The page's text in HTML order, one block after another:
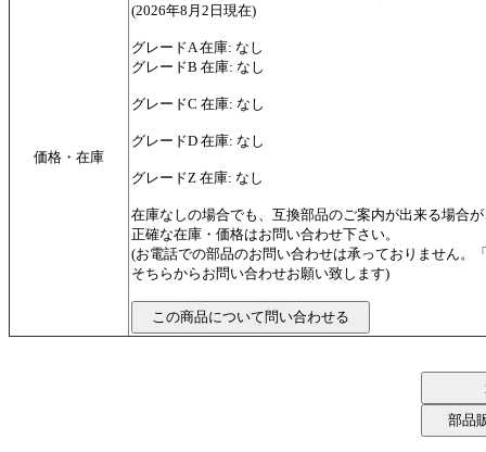
価格・在庫
(2026年8月2日現在)
グレードA 在庫: なし
グレードB 在庫: なし
グレードC 在庫: なし
グレードD 在庫: なし
グレードZ 在庫: なし
在庫なしの場合でも、互換部品のご案内が出来る場合
正確な在庫・価格はお問い合わせ下さい。
(お電話での部品のお問い合わせは承っておりません。
そちらからお問い合わせお願い致します)